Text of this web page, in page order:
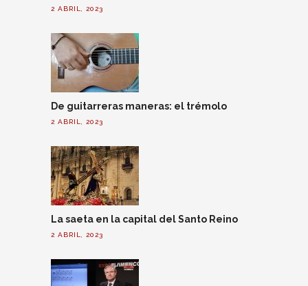
2 ABRIL, 2023
De guitarreras maneras: el trémolo
2 ABRIL, 2023
La saeta en la capital del Santo Reino
2 ABRIL, 2023